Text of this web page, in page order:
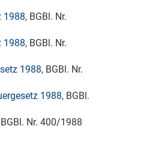
1988, BGBl. Nr.
1988, BGBl. Nr.
1988, BGBl. Nr.
1988, BGBl.
BGBl. Nr. 400/1988